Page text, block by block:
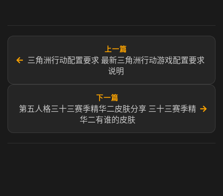
←
上一篇
三角洲行动配置要求 最新三角洲行动游戏配置要求
说明
下一篇
第五人格三十三赛季精华二皮肤分享 三十三赛季精
华二有谁的皮肤
→